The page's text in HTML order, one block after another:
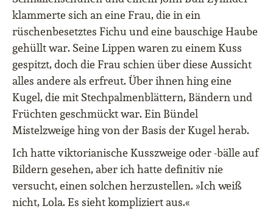
klammerte sich an eine Frau, die in ein
rüschenbesetztes Fichu und eine bauschige Haube
gehüllt war. Seine Lippen waren zu einem Kuss
gespitzt, doch die Frau schien über diese Aussicht
alles andere als erfreut. Über ihnen hing eine
Kugel, die mit Stechpalmenblättern, Bändern und
Früchten geschmückt war. Ein Bündel
Mistelzweige hing von der Basis der Kugel herab.
Ich hatte viktorianische Kusszweige oder -bälle auf
Bildern gesehen, aber ich hatte definitiv nie
versucht, einen solchen herzustellen. »Ich weiß
nicht, Lola. Es sieht kompliziert aus.«